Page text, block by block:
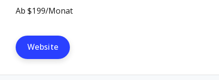
Ab $199/Monat
Website